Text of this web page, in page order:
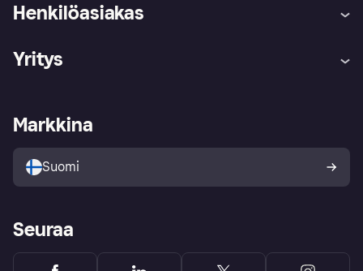
Henkilöasiakas
Ohje
Kirjaudu sisään
Tutustu kauppoihin
Ostajan turva
Yritys
Kirjaudu sisään yrityksenä
Markkina
Suomi
Seuraa